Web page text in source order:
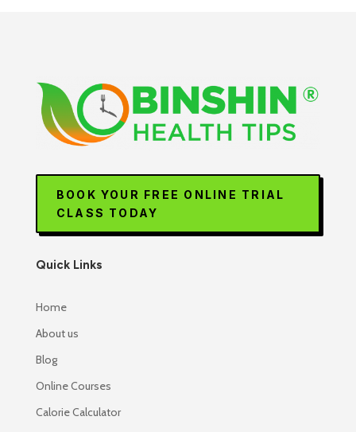
BOOK YOUR FREE ONLINE TRIAL
CLASS TODAY
Quick Links
Home
About us
Blog
Online Courses
Calorie Calculator